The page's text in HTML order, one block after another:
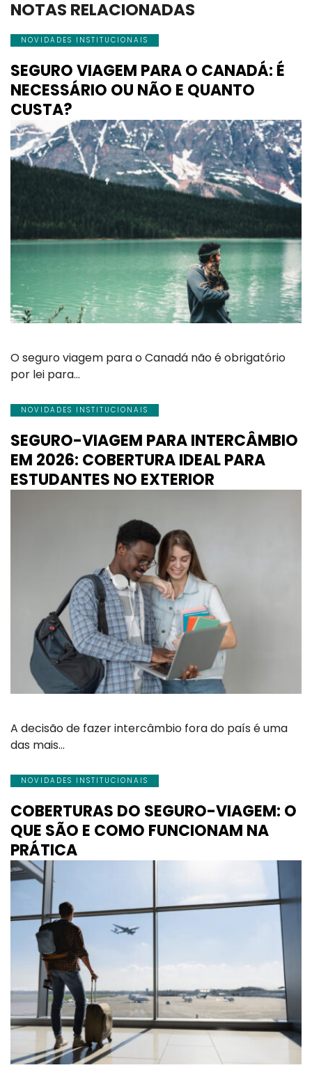
NOTAS RELACIONADAS
NOVIDADES INSTITUCIONAIS
SEGURO VIAGEM PARA O CANADÁ: É
NECESSÁRIO OU NÃO E QUANTO
CUSTA?
O seguro viagem para o Canadá não é obrigatório
por lei para…
NOVIDADES INSTITUCIONAIS
SEGURO-VIAGEM PARA INTERCÂMBIO
EM 2026: COBERTURA IDEAL PARA
ESTUDANTES NO EXTERIOR
A decisão de fazer intercâmbio fora do país é uma
das mais…
NOVIDADES INSTITUCIONAIS
COBERTURAS DO SEGURO-VIAGEM: O
QUE SÃO E COMO FUNCIONAM NA
PRÁTICA